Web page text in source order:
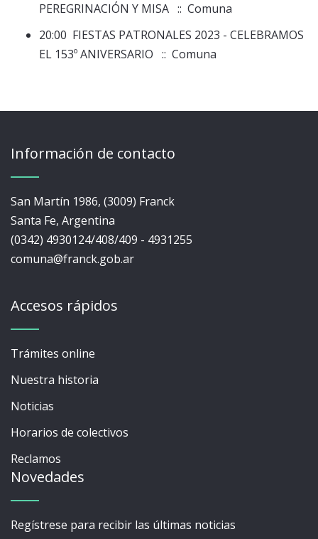
PEREGRINACIÓN Y MISA :: Comuna
20:00 FIESTAS PATRONALES 2023 - CELEBRAMOS
EL 153º ANIVERSARIO :: Comuna
Información de contacto
San Martín 1986, (3009) Franck
Santa Fe, Argentina
(0342) 4930124/408/409 - 4931255
comuna@franck.gob.ar
Accesos rápidos
Trámites online
Nuestra historia
Noticias
Horarios de colectivos
Reclamos
Novedades
Regístrese para recibir las últimas noticias